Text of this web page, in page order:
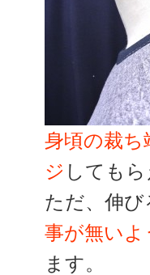
身頃の裁
ジ しても
ただ、伸
事が無い
ます。